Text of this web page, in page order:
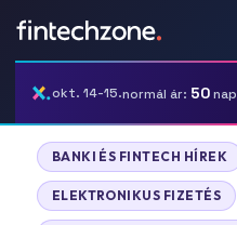
okt. 14-15.normál ár: 50nap
BANKI ÉS FINTECH HÍREK
ELEKTRONIKUS FIZETÉS